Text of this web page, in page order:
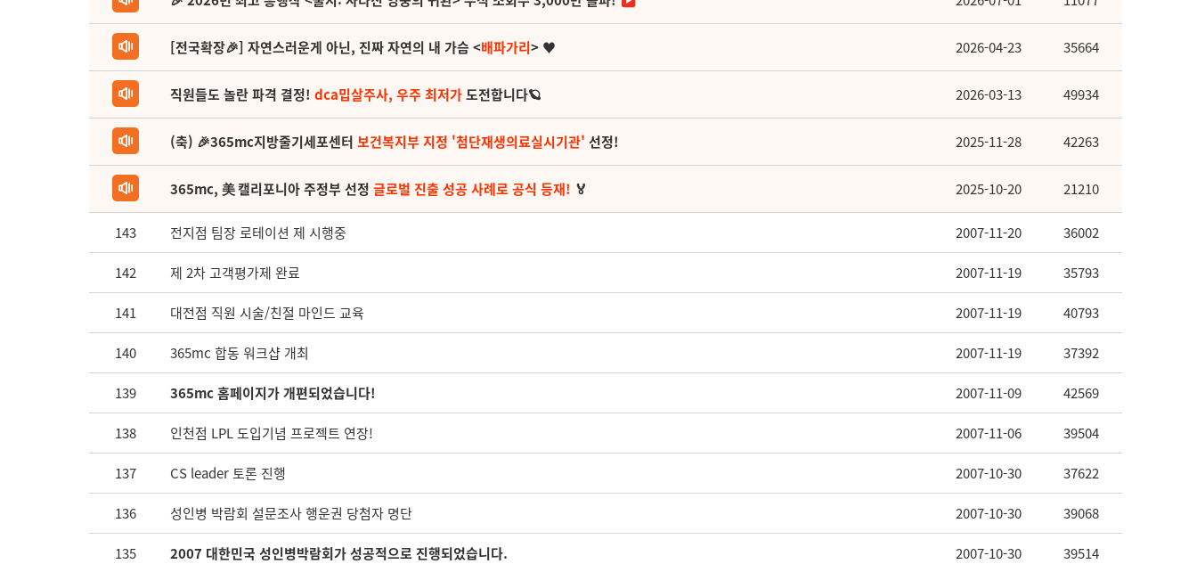
[전국확장🎉] 자연스러운게 아닌, 진짜 자연의 내 가슴 <배파가리> ♥ 2026-04-23 35664
직원들도 놀란 파격 결정! dca밉살주사, 우주 최저가도전합니다🪐 2026-03-13 49934
(축) 🎉365mc지방줄기세포센터 보건복지부 지정 '첨단재생의료실시기관' 선정! 2025-11-28 42263
365mc, 美 캘리포니아 주정부 선정 글로벌 진출 성공 사례로 공식 등재! 🏅 2025-10-20 21210
143 전지점 팀장 로테이션 제 시행중 2007-11-20 36002
142 제 2차 고객평가제 완료 2007-11-19 35793
141 대전점 직원 시술/친절 마인드 교육 2007-11-19 40793
140 365mc 합동 워크샵 개최 2007-11-19 37392
139 365mc 홈페이지가 개편되었습니다! 2007-11-09 42569
138 인천점 LPL 도입기념 프로젝트 연장! 2007-11-06 39504
137 CS leader 토론 진행 2007-10-30 37622
136 성인병 박람회 설문조사 행운권 당첨자 명단 2007-10-30 39068
135 2007 대한민국 성인병박람회가 성공적으로 진행되었습니다. 2007-10-30 39514